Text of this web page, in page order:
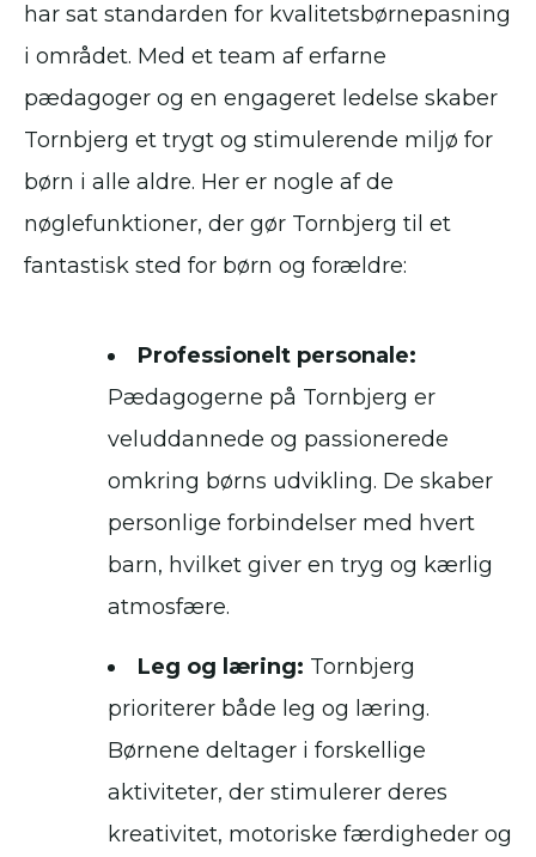
har sat standarden for kvalitetsbørnepasning
i området. Med et team af erfarne
pædagoger og en engageret ledelse skaber
Tornbjerg et trygt og stimulerende miljø for
børn i alle aldre. Her er nogle af de
nøglefunktioner, der gør Tornbjerg til et
fantastisk sted for børn og forældre:
Professionelt personale:
Pædagogerne på Tornbjerg er
veluddannede og passionerede
omkring børns udvikling. De skaber
personlige forbindelser med hvert
barn, hvilket giver en tryg og kærlig
atmosfære.
Leg og læring: Tornbjerg
prioriterer både leg og læring.
Børnene deltager i forskellige
aktiviteter, der stimulerer deres
kreativitet, motoriske færdigheder og